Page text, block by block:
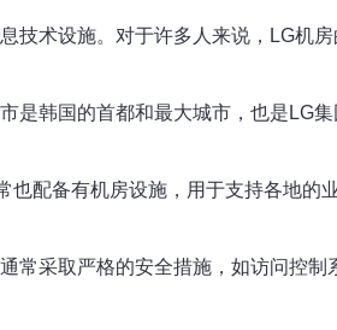
术设施。对于许多人来说，LG机
是韩国的首都和最大城市，也是LG
配备有机房设施，用于支持各地
采取严格的安全措施，如访问控